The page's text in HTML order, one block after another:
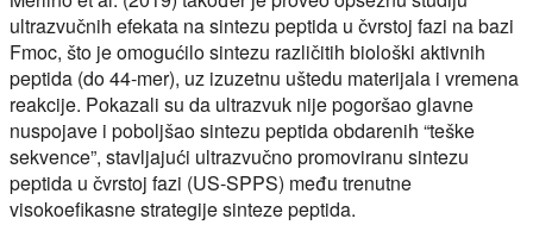
ultrazvučnih efekata na sintezu peptida u čvrstoj fazi na bazi
Fmoc, što je omogućilo sintezu različitih biološki aktivnih
peptida (do 44-mer), uz izuzetnu uštedu materijala i vremena
reakcije. Pokazali su da ultrazvuk nije pogoršao glavne
nuspojave i poboljšao sintezu peptida obdarenih “teške
sekvence”, stavljajući ultrazvučno promoviranu sintezu
peptida u čvrstoj fazi (US-SPPS) među trenutne
visokoefikasne strategije sinteze peptida.